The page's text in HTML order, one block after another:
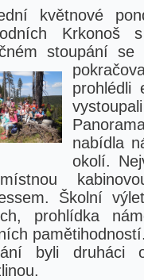
květnové
stoupání
prohlédli
nabídla
okolí.
Školní
prohlídka
byli druháci